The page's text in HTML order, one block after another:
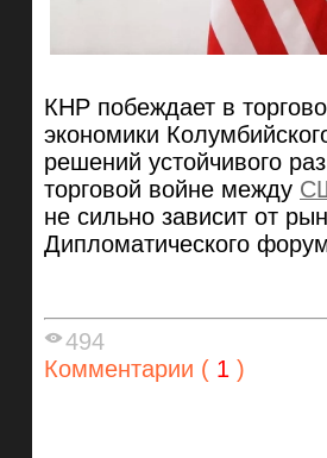
КНР побеждает в
экономики
решений устойчивого
торговой войне между
не сильно зависит от
Дипломатического
494
Комментарии ( 1 )